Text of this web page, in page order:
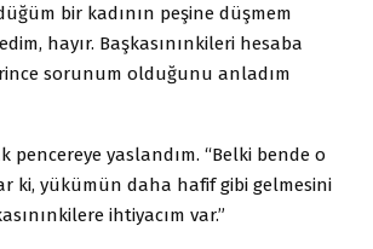
bir kadının peşine düşmem
hayır. Başkasınınkileri hesaba
sorunum olduğunu anladım
pencereye yaslandım. “Belki bende o
ki, yükümün daha hafif gibi gelmesini
ihtiyacım var.”